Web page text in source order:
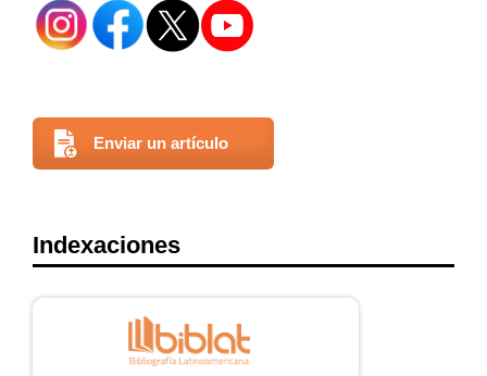
Enviar un artículo
Indexaciones